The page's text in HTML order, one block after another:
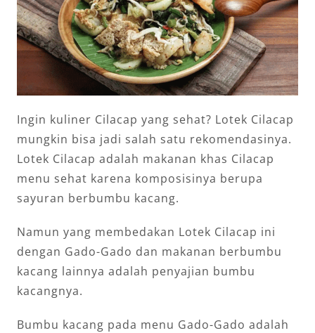
Ingin kuliner Cilacap yang sehat? Lotek Cilacap
mungkin bisa jadi salah satu rekomendasinya.
Lotek Cilacap adalah makanan khas Cilacap
menu sehat karena komposisinya berupa
sayuran berbumbu kacang.
Namun yang membedakan Lotek Cilacap ini
dengan Gado-Gado dan makanan berbumbu
kacang lainnya adalah penyajian bumbu
kacangnya.
Bumbu kacang pada menu Gado-Gado adalah